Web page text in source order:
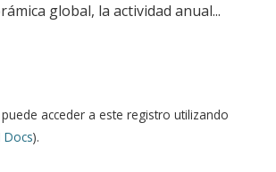
global, la actividad anual...
acceder a este registro utilizando
Docs).